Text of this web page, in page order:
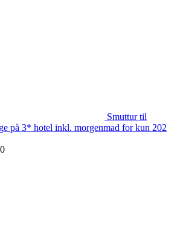
Smuttur til
på 3* hotel inkl. morgenmad for kun 202